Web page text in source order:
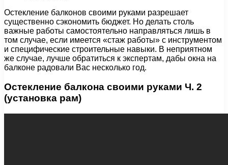
Остекление балконов своими руками разрешает
существенно сэкономить бюджет. Но делать столь
важные работы самостоятельно направляться лишь в
том случае, если имеется «стаж работы» с инструментом
и специфические строительные навыки. В неприятном
же случае, лучше обратиться к экспертам, дабы окна на
балконе радовали Вас несколько год.
Остекление балкона своими руками Ч. 2
(установка рам)